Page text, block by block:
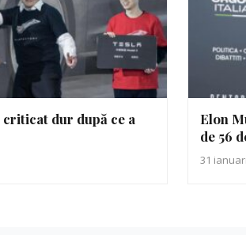
dur după ce a
Elon
de 56
31